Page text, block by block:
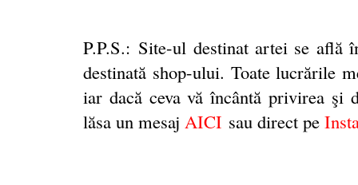
P.P.S.: Site-ul destinat artei se află
destinată shop-ului. Toate lucrările
iar dacă ceva vă încântă privirea
lăsa un mesaj AICI sau direct pe